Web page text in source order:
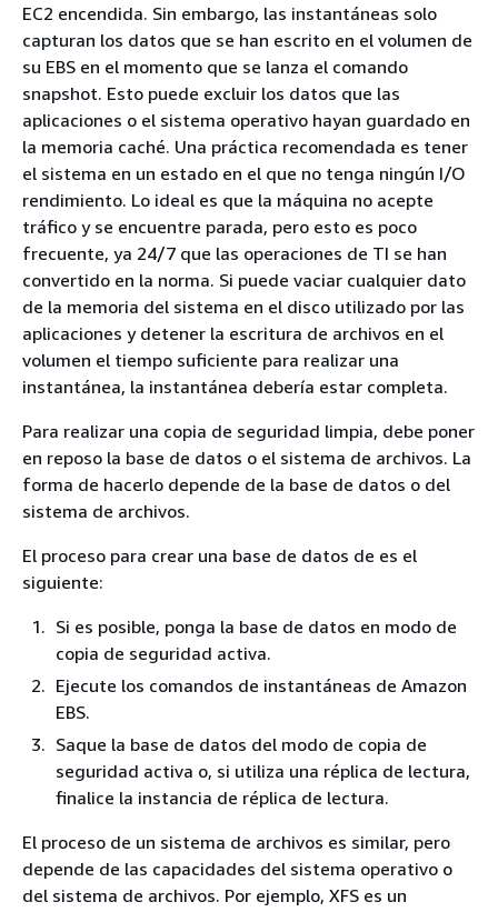
EC2 encendida. Sin embargo, las instantáneas solo
capturan los datos que se han escrito en el volumen de
su EBS en el momento que se lanza el comando
snapshot. Esto puede excluir los datos que las
aplicaciones o el sistema operativo hayan guardado en
la memoria caché. Una práctica recomendada es tener
el sistema en un estado en el que no tenga ningún I/O
rendimiento. Lo ideal es que la máquina no acepte
tráfico y se encuentre parada, pero esto es poco
frecuente, ya 24/7 que las operaciones de TI se han
convertido en la norma. Si puede vaciar cualquier dato
de la memoria del sistema en el disco utilizado por las
aplicaciones y detener la escritura de archivos en el
volumen el tiempo suficiente para realizar una
instantánea, la instantánea debería estar completa.
Para realizar una copia de seguridad limpia, debe poner
en reposo la base de datos o el sistema de archivos. La
forma de hacerlo depende de la base de datos o del
sistema de archivos.
El proceso para crear una base de datos de es el
siguiente:
Si es posible, ponga la base de datos en modo de
copia de seguridad activa.
Ejecute los comandos de instantáneas de Amazon
EBS.
Saque la base de datos del modo de copia de
seguridad activa o, si utiliza una réplica de lectura,
finalice la instancia de réplica de lectura.
El proceso de un sistema de archivos es similar, pero
depende de las capacidades del sistema operativo o
del sistema de archivos. Por ejemplo, XFS es un